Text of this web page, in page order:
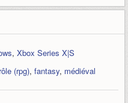
, Xbox Series X|S
(rpg), fantasy, médiéval